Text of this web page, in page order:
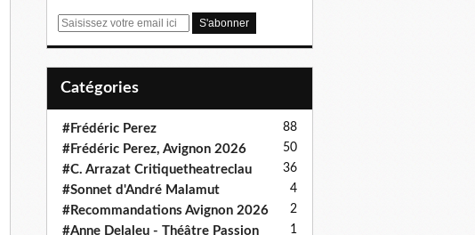
E
Catégories
#Frédéric Perez 88
#Frédéric Perez, Avignon 2026 50
#C. Arrazat Critiquetheatreclau 36
#Sonnet d'André Malamut 4
#Recommandations Avignon 2026 2
#Anne Delaleu - Théâtre Passion 1